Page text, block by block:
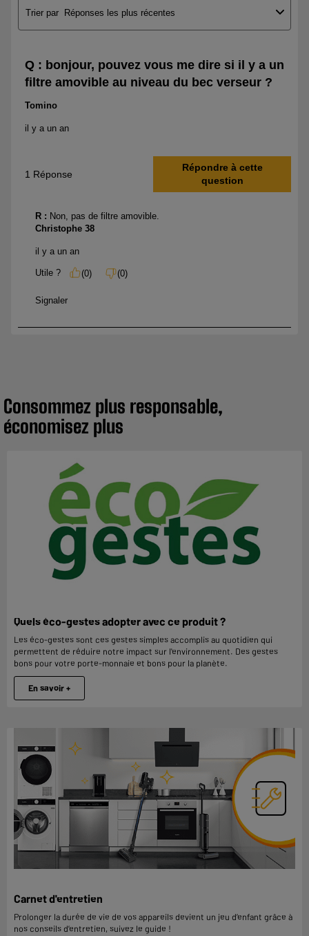
Consommez plus responsable,
économisez plus
Quels éco-gestes adopter avec ce produit ?
Les éco-gestes sont ces gestes simples accomplis au quotidien qui
permettent de réduire notre impact sur l'environnement. Des gestes
bons pour votre porte-monnaie et bons pour la planète.
En savoir +
Carnet d'entretien
Prolonger la durée de vie de vos appareils devient un jeu d’enfant grâce à
nos conseils d’entretien, suivez le guide !